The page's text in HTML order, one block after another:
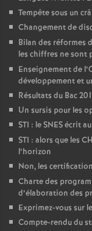
Tempête sous un
Changement de
Bilan des réformes
les chiffres ne sont
Enseignement de
développement et
Résultats du Bac
Un sursis pour les
STI : le SNES écrit
STI : alors que les
l’horizon
Non, les
Charte des
d’élaboration des
Exprimez-vous sur
Compte-rendu du